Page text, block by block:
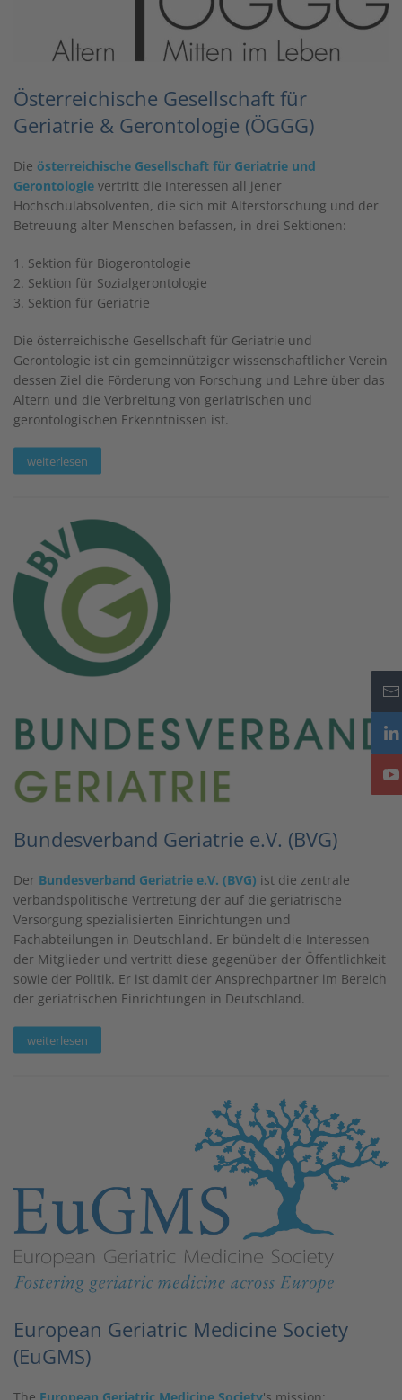
Österreichische Gesellschaft für
Geriatrie & Gerontologie (ÖGGG)
Die österreichische Gesellschaft für Geriatrie und
Gerontologie vertritt die Interessen all jener
Hochschulabsolventen, die sich mit Altersforschung und der
Betreuung alter Menschen befassen, in drei Sektionen:
1. Sektion für Biogerontologie
2. Sektion für Sozialgerontologie
3. Sektion für Geriatrie
Die österreichische Gesellschaft für Geriatrie und
Gerontologie ist ein gemeinnütziger wissenschaftlicher Verein
dessen Ziel die Förderung von Forschung und Lehre über das
Altern und die Verbreitung von geriatrischen und
gerontologischen Erkenntnissen ist.
weiterlesen
Bundesverband Geriatrie e.V. (BVG)
Der Bundesverband Geriatrie e.V. (BVG) ist die zentrale
verbandspolitische Vertretung der auf die geriatrische
Versorgung spezialisierten Einrichtungen und
Fachabteilungen in Deutschland. Er bündelt die Interessen
der Mitglieder und vertritt diese gegenüber der Öffentlichkeit
sowie der Politik. Er ist damit der Ansprechpartner im Bereich
der geriatrischen Einrichtungen in Deutschland.
weiterlesen
European Geriatric Medicine Society
(EuGMS)